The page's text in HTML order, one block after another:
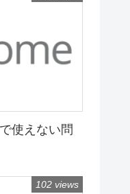
使えない問
102 views